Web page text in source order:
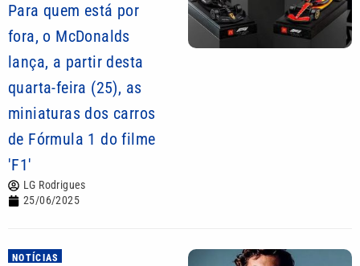
Para quem está por
fora, o McDonalds
lança, a partir desta
quarta-feira (25), as
miniaturas dos carros
de Fórmula 1 do filme
'F1'
LG Rodrigues
25/06/2025
NOTÍCIAS